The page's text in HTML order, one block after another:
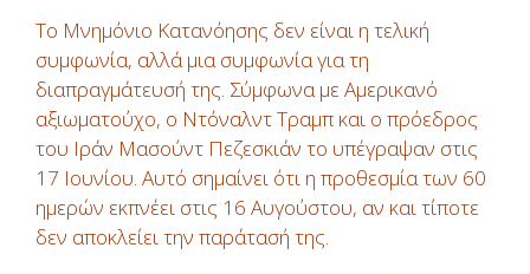
Το Μνημόνιο Κατανόησης δεν είναι η τελική
συμφωνία, αλλά μια συμφωνία για τη
διαπραγμάτευσή της. Σύμφωνα με Αμερικανό
αξιωματούχο, ο Ντόναλντ Τραμπ και ο πρόεδρος
του Ιράν Μασούντ Πεζεσκιάν το υπέγραψαν στις
17 Ιουνίου. Αυτό σημαίνει ότι η προθεσμία των 60
ημερών εκπνέει στις 16 Αυγούστου, αν και τίποτε
δεν αποκλείει την παράτασή της.